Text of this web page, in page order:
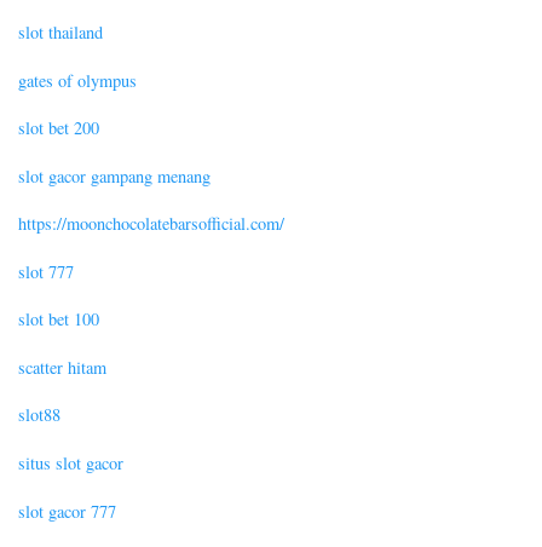
slot thailand
gates of olympus
slot bet 200
slot gacor gampang menang
https://moonchocolatebarsofficial.com/
slot 777
slot bet 100
scatter hitam
slot88
situs slot gacor
slot gacor 777